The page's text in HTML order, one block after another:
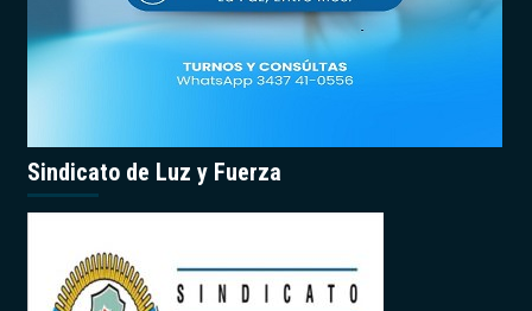
Sindicato de Luz y Fuerza